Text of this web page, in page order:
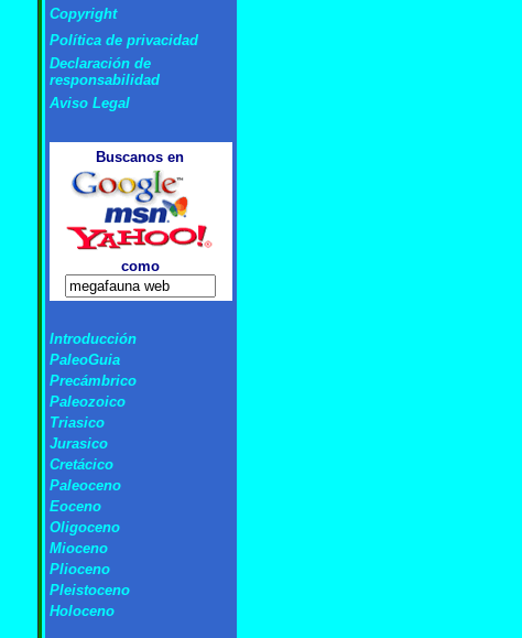
Copyright
Política de privacidad
Declaración de
responsabilidad
Aviso Legal
Buscanos en
como
Introducción
PaleoGuia
Precámbrico
Paleozoico
Triasico
Jurasico
Cretácico
Paleoceno
Eoceno
Oligoceno
Mioceno
Plioceno
Pleistoceno
Holoceno